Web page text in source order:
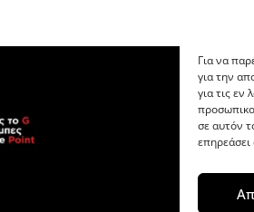
Για να
για την
για τις εν
σε αυτόν
επηρεάσει